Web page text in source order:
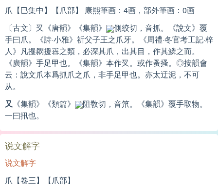
爪【巳集中】【爪部】 康熙筆画：4画，部外筆画：0画
〔古文〕㕚《唐韻》《集韻》
側絞切，音抓。《說文》覆
手曰爪。《詩·小雅》祈父子王之爪牙。《周禮·冬官考工記·梓
人》凡攫閷援簭之類，必深其爪，出其目，作其鱗之而。
《廣韻》手足甲也。《集韻》本作㕚。或作蚤搔。◎按韻會
云：說文爪本爲抓爪之爪，非手足甲也。亦太迂泥，不可
从。
又 《集韻》《類篇》
阻敎切，音笊。《集韻》覆手取物。
一曰扟也。
说文解字
说文解字
爪【卷三】【爪部】